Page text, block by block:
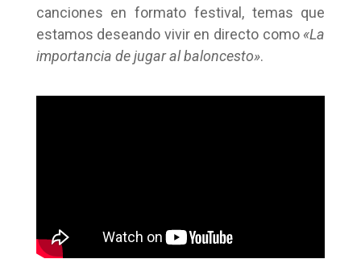
canciones en formato festival, temas que
estamos deseando vivir en directo como «La
importancia de jugar al baloncesto».